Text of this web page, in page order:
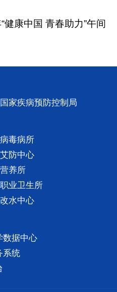
康中国 青春助力”午间
国家疾病预防控制局
病毒病所
艾防中心
营养所
职业卫生所
改水中心
数据中心
系统